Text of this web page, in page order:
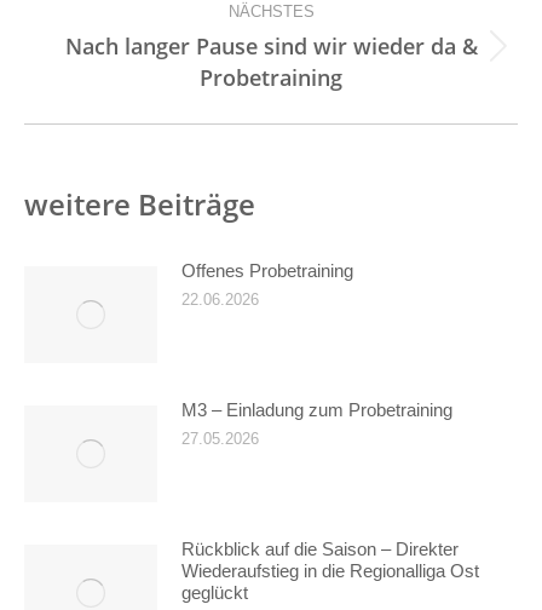
NÄCHSTES
Nächster
Beitrag:
Nach langer Pause sind wir wieder da &
Probetraining
weitere Beiträge
Offenes Probetraining
22.06.2026
M3 – Einladung zum Probetraining
27.05.2026
Rückblick auf die Saison – Direkter
Wiederaufstieg in die Regionalliga Ost
geglückt